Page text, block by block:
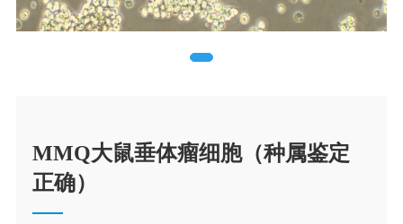
MMQ大鼠垂体瘤细胞（种属鉴定
正确）